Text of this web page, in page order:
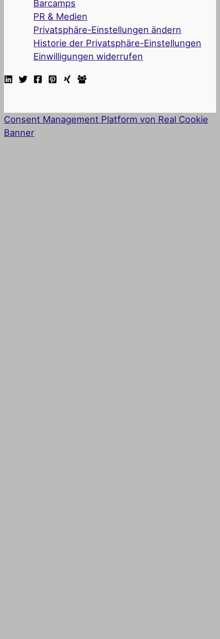
Barcamps
PR & Medien
Privatsphäre-Einstellungen ändern
Historie der Privatsphäre-Einstellungen
Einwilligungen widerrufen
Consent Management Platform von Real Cookie
Banner